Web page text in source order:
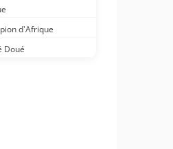
d'Afrique
Doué